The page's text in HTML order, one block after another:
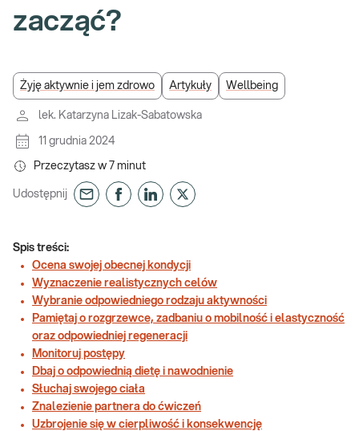
zacząć?
Żyję aktywnie i jem zdrowo Artykuły Wellbeing
lek. Katarzyna Lizak-Sabatowska
11 grudnia 2024
Przeczytasz w 7 minut
Udostępnij
Spis treści:
Ocena swojej obecnej kondycji
Wyznaczenie realistycznych celów
Wybranie odpowiedniego rodzaju aktywności
Pamiętaj o rozgrzewce, zadbaniu o mobilność i elastyczność
oraz odpowiedniej regeneracji
Monitoruj postępy
Dbaj o odpowiednią dietę i nawodnienie
Słuchaj swojego ciała
Znalezienie partnera do ćwiczeń
Uzbrojenie się w cierpliwość i konsekwencję